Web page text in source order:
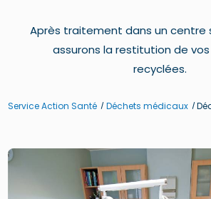
Après traitement dans un centre
assurons la restitution de
recyclées.
Service Action Santé Déchets médicaux